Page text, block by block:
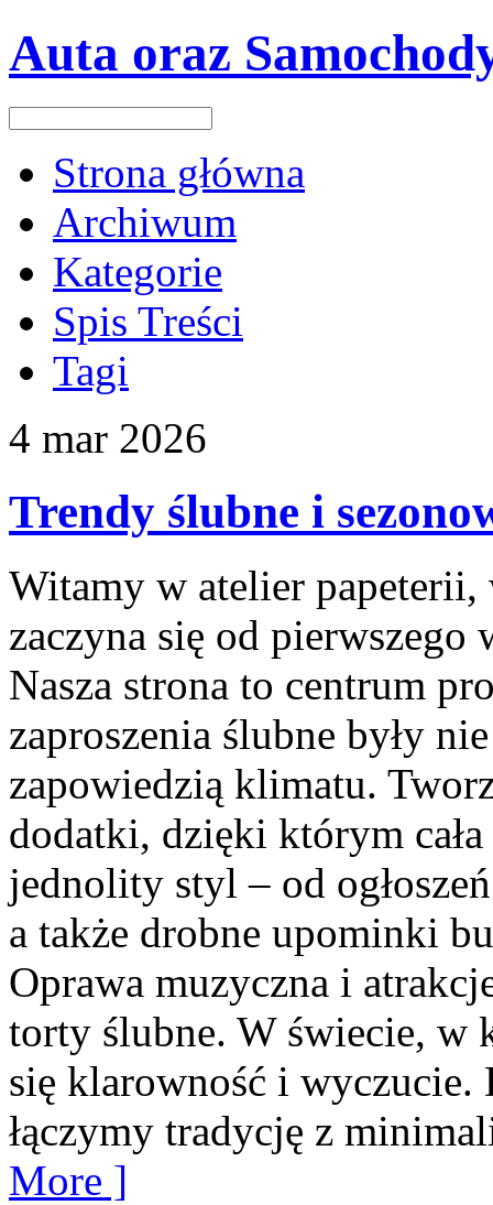
Auta oraz
Strona główna
Archiwum
Kategorie
Spis Treści
Tagi
4 mar 2026
Trendy ślubne i
Witamy w atelier
zaczyna się od pierwszego
Nasza strona to centrum
zaproszenia ślubne były
zapowiedzią klimatu.
dodatki, dzięki którym
jednolity styl – od
a także drobne upominki
Oprawa muzyczna i
torty ślubne. W świecie, w
się klarowność i wyczucie.
łączymy tradycję z
More ]